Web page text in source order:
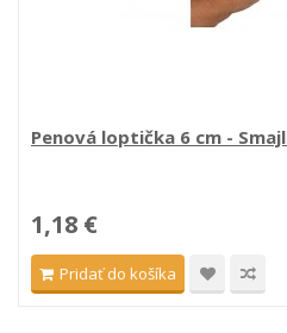
Penová loptička 6 cm -
1,18 €
Pridať do košíka